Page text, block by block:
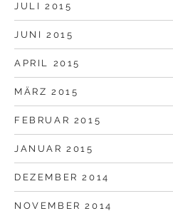
JULI 2015
JUNI 2015
APRIL 2015
MÄRZ 2015
FEBRUAR 2015
JANUAR 2015
DEZEMBER 2014
NOVEMBER 2014